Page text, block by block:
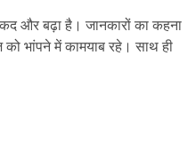
और बढ़ा है। जानकारों का कहना
को भांपने में कामयाब रहे। साथ ही